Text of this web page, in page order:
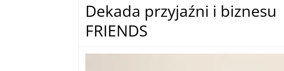
Dekada przyjaźni i
FRIENDS